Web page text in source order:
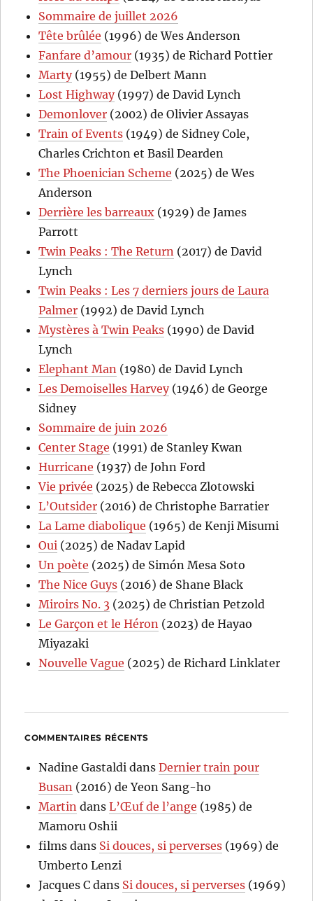
Sommaire de juillet 2026
Tête brûlée (1996) de Wes Anderson
Fanfare d’amour (1935) de Richard Pottier
Marty(1955) de Delbert Mann
Lost Highway(1997) de David Lynch
Demonlover (2002) de Olivier Assayas
Train of Events (1949) de Sidney Cole,
Charles Crichton et Basil Dearden
The Phoenician Scheme (2025) de Wes
Anderson
Derrière les barreaux (1929) de James
Parrott
Twin Peaks : The Return (2017) de David
Lynch
Twin Peaks : Les 7 derniers jours de Laura
Palmer (1992) de David Lynch
Mystères à Twin Peaks (1990) de David
Lynch
Elephant Man (1980) de David Lynch
Les Demoiselles Harvey(1946) de George
Sidney
Sommaire de juin 2026
Center Stage (1991) de Stanley Kwan
Hurricane (1937) de John Ford
Vie privée (2025) de Rebecca Zlotowski
L’Outsider (2016) de Christophe Barratier
La Lame diabolique (1965) de Kenji Misumi
Oui (2025) de Nadav Lapid
Un poète (2025) de Simón Mesa Soto
The Nice Guys (2016) de Shane Black
Miroirs No. 3 (2025) de Christian Petzold
Le Garçon et le Héron (2023) de Hayao
Miyazaki
Nouvelle Vague (2025) de Richard Linklater
COMMENTAIRES RÉCENTS
Nadine Gastaldi dansDernier train pour
Busan (2016) de Yeon Sang-ho
Martin dansL’Œuf de l’ange (1985) de
Mamoru Oshii
films dans Si douces, si perverses (1969) de
Umberto Lenzi
Jacques C dans Si douces, si perverses (1969)